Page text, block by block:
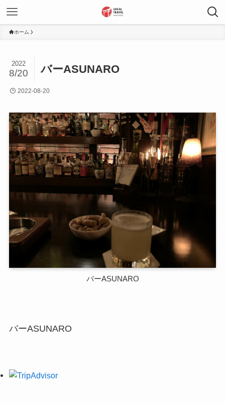
ホーム
バーASUNARO
2022
8/20
2022-08-20
バーASUNARO
バーASUNARO